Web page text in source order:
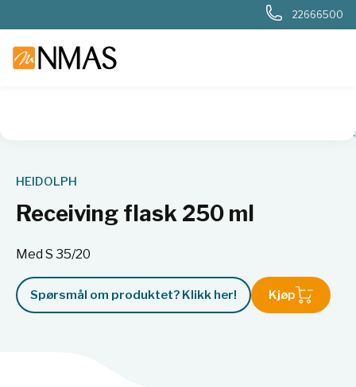
22666500
HEIDOLPH
Receiving flask 250 ml
Med S 35/20
Spørsmål om produktet? Klikk her! Kjøp